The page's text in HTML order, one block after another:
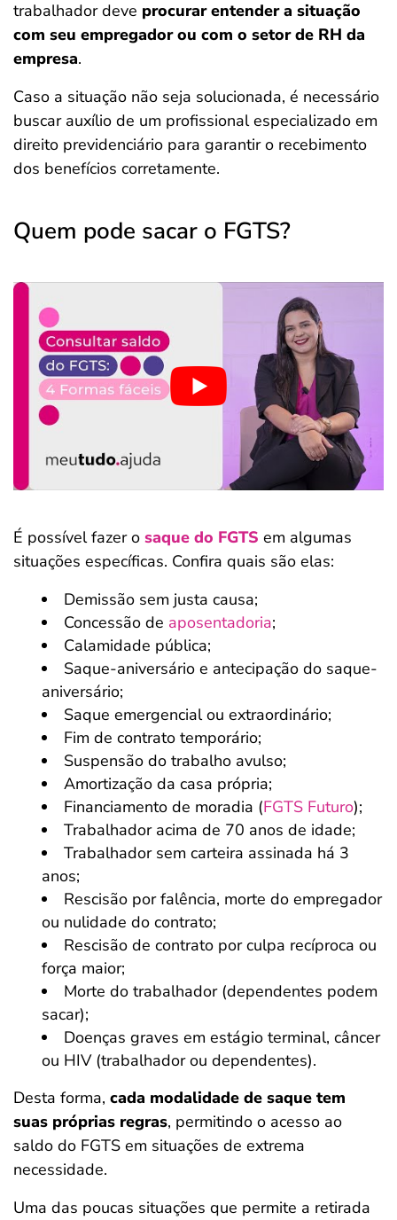
trabalhador deve procurar entender a situação
com seu empregador ou com o setor de RH da
empresa.
Caso a situação não seja solucionada, é necessário
buscar auxílio de um profissional especializado em
direito previdenciário para garantir o recebimento
dos benefícios corretamente.
Quem pode sacar o FGTS?
É possível fazer o saque do FGTS em algumas
situações específicas. Confira quais são elas:
Demissão sem justa causa;
Concessão de aposentadoria;
Calamidade pública;
Saque-aniversário e antecipação do saque-
aniversário;
Saque emergencial ou extraordinário;
Fim de contrato temporário;
Suspensão do trabalho avulso;
Amortização da casa própria;
Financiamento de moradia (FGTS Futuro);
Trabalhador acima de 70 anos de idade;
Trabalhador sem carteira assinada há 3
anos;
Rescisão por falência, morte do empregador
ou nulidade do contrato;
Rescisão de contrato por culpa recíproca ou
força maior;
Morte do trabalhador (dependentes podem
sacar);
Doenças graves em estágio terminal, câncer
ou HIV (trabalhador ou dependentes).
Desta forma, cada modalidade de saque tem
suas próprias regras, permitindo o acesso ao
saldo do FGTS em situações de extrema
necessidade.
Uma das poucas situações que permite a retirada